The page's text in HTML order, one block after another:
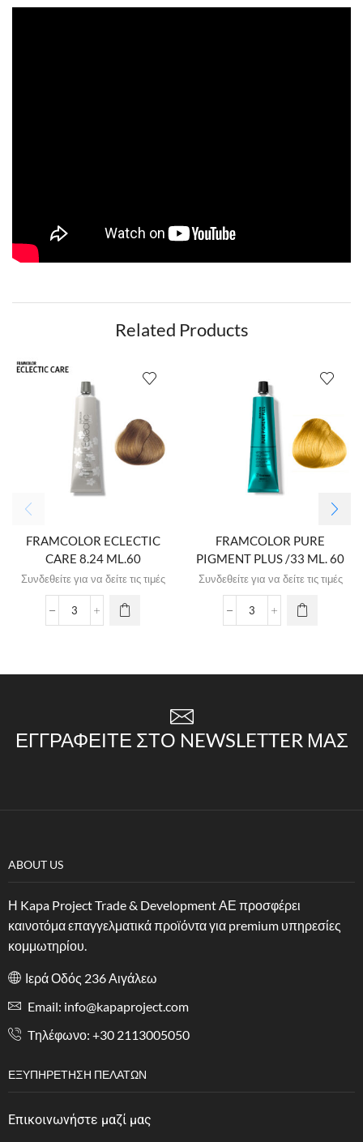
Related Products
FRAMCOLOR ECLECTIC
CARE 8.24 ML.60
Συνδεθείτε για να δείτε τις τιμές
FRAMCOLOR PURE
PIGMENT PLUS /33 ML. 60
Συνδεθείτε για να δείτε τις τιμές
ΕΓΓΡΑΦΕΊΤΕ ΣΤΟ NEWSLETTER ΜΑΣ
ABOUT US
Η Kapa Project Trade & Development ΑΕ προσφέρει
καινοτόμα επαγγελματικά προϊόντα για premium υπηρεσίες
κομμωτηρίου.
Ιερά Οδός 236 Αιγάλεω
Email: info@kapaproject.com
Tηλέφωνο: +30 2113005050
ΕΞΥΠΗΡΈΤΗΣΗ ΠΕΛΑΤΏΝ
Επικοινωνήστε μαζί μας